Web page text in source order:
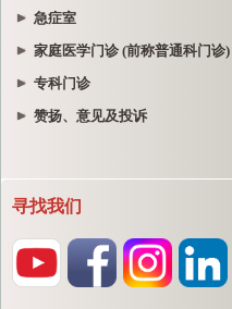
急症室
家庭医学门诊 (前称普通科门诊)
专科门诊
赞扬、意见及投诉
寻找我们